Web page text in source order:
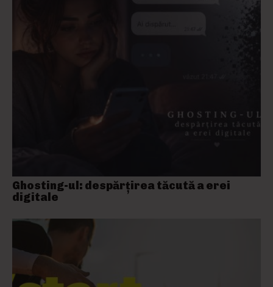
Ghosting-ul: despărțirea tăcută a erei
digitale